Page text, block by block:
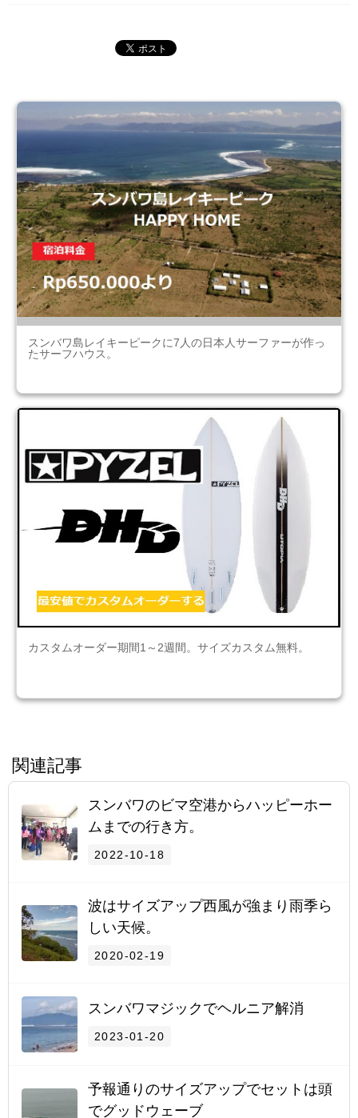
スンバワ島レイキーピークに7人の日本人サーファーが作っ
たサーフハウス。
カスタムオーダー期間1～2週間。サイズカスタム無料。
関連記事
スンバワのビマ空港からハッピーホー
ムまでの行き方。
2022-10-18
波はサイズアップ西風が強まり雨季ら
しい天候。
2020-02-19
スンバワマジックでヘルニア解消
2023-01-20
予報通りのサイズアップでセットは頭
でグッドウェーブ